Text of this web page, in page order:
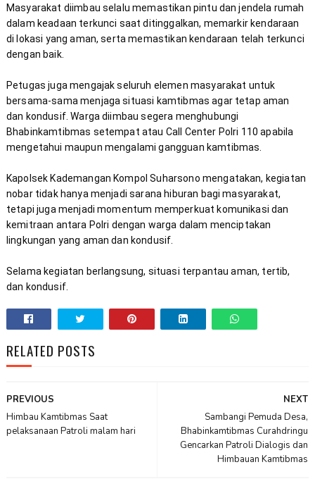
Masyarakat diimbau selalu memastikan pintu dan jendela rumah
dalam keadaan terkunci saat ditinggalkan, memarkir kendaraan
di lokasi yang aman, serta memastikan kendaraan telah terkunci
Petugas juga mengajak seluruh elemen masyarakat untuk
bersama-sama menjaga situasi kamtibmas agar tetap aman
dan kondusif. Warga diimbau segera menghubungi
Bhabinkamtibmas setempat atau Call Center Polri 110 apabila
Kapolsek Kademangan Kompol Suharsono mengatakan, kegiatan
nobar tidak hanya menjadi sarana hiburan bagi masyarakat,
tetapi juga menjadi momentum memperkuat komunikasi dan
kemitraan antara Polri dengan warga dalam menciptakan
Selama kegiatan berlangsung, situasi terpantau aman, tertib,
dan kondusif.
RELATED POSTS
NEXT
Sambangi Pemuda Desa,
Bhabinkamtibmas Curahdringu
Gencarkan Patroli Dialogis dan
Himbauan Kamtibmas
PREVIOUS
Himbau Kamtibmas Saat
pelaksanaan Patroli malam hari